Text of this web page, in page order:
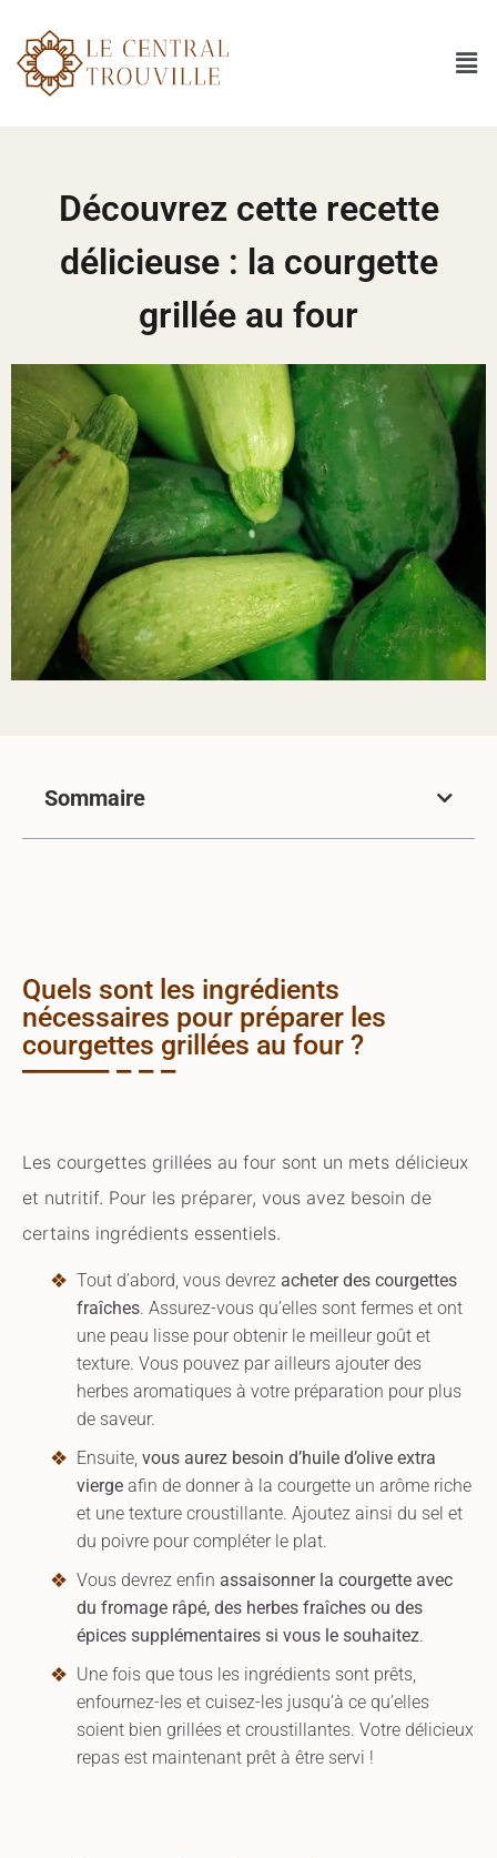
Découvrez cette recette
délicieuse : la courgette
grillée au four
Sommaire
Quels sont les ingrédients
nécessaires pour préparer les
courgettes grillées au four ?
Les courgettes grillées au four sont un mets délicieux
et nutritif. Pour les préparer, vous avez besoin de
certains ingrédients essentiels.
Tout d’abord, vous devrez acheter des courgettes
fraîches. Assurez-vous qu’elles sont fermes et ont
une peau lisse pour obtenir le meilleur goût et
texture. Vous pouvez par ailleurs ajouter des
herbes aromatiques à votre préparation pour plus
de saveur.
Ensuite, vous aurez besoin d’huile d’olive extra
vierge afin de donner à la courgette un arôme riche
et une texture croustillante. Ajoutez ainsi du sel et
du poivre pour compléter le plat.
Vous devrez enfin assaisonner la courgette avec
du fromage râpé, des herbes fraîches ou des
épices supplémentaires si vous le souhaitez.
Une fois que tous les ingrédients sont prêts,
enfournez-les et cuisez-les jusqu’à ce qu’elles
soient bien grillées et croustillantes. Votre délicieux
repas est maintenant prêt à être servi !